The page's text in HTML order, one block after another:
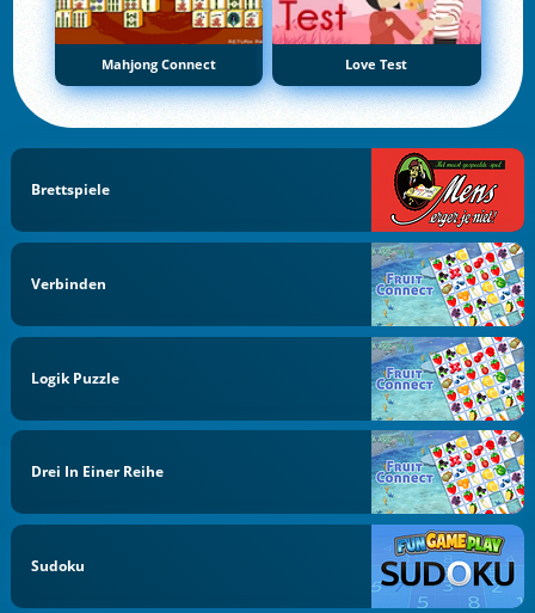
Mahjong Connect Love Test
Brettspiele
Verbinden
Logik Puzzle
Drei In Einer Reihe
Sudoku